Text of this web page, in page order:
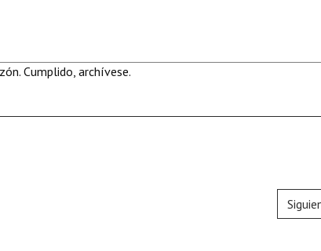
Cumplido, archívese.